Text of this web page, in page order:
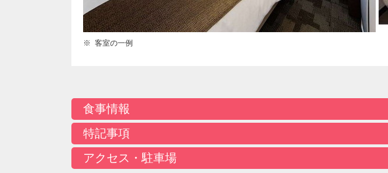
客室の一例
食事情報
特記事項
アクセス・駐車場